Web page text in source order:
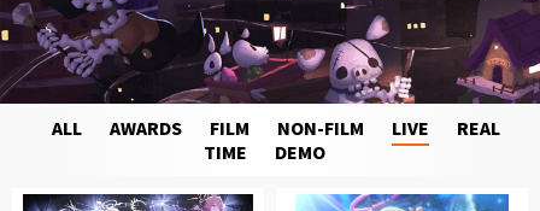
ALL AWARDS FILM NON-FILM LIVE
REAL
TIME
DEMO